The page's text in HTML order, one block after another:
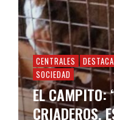
CENTRALES
SOCIEDAD
EL CAMPITO:
CRIADEROS,